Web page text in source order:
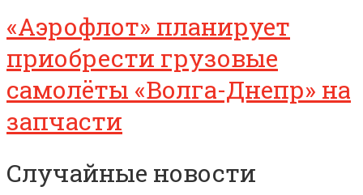
«Аэрофлот» планирует
приобрести грузовые
самолёты «Волга-Днепр» на
запчасти
Случайные новости